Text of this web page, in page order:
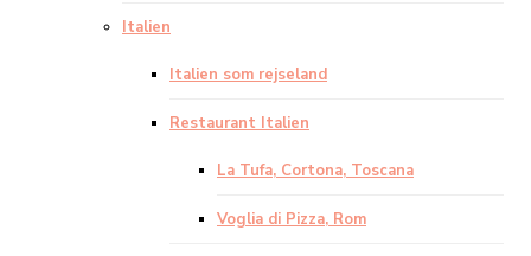
Italien
Italien som rejseland
Restaurant Italien
La Tufa, Cortona, Toscana
Voglia di Pizza, Rom